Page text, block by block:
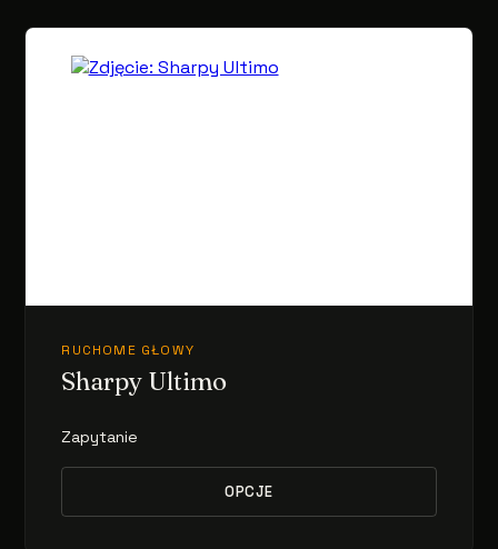
RUCHOME GŁOWY
Sharpy Ultimo
Zapytanie
OPCJE